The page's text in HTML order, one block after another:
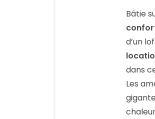
Bâtie
d’un
dans
Les